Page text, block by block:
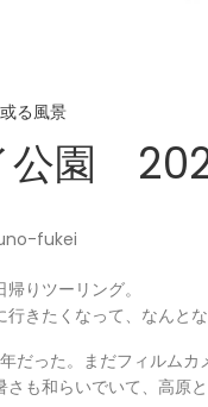
或る風景
公園
fukei
りツーリング。
きたくなって、なんとな
だった。まだフィルムカ
さも和らいでいて、高原